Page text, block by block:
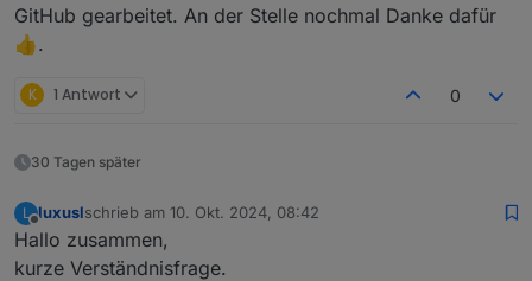
GitHub gearbeitet. An der Stelle nochmal Danke dafür
👍.
K 1 Antwort 0
30 Tagen später
L
Offline
luxuslschrieb am 10. Okt. 2024, 08:42
zuletzt editiert von
Hallo zusammen,
kurze Verständnisfrage.